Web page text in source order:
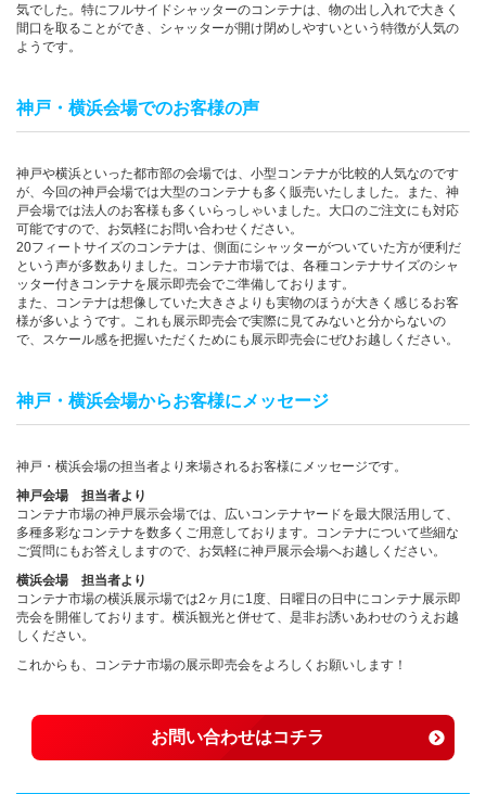
気でした。特にフルサイドシャッターのコンテナは、物の出し入れで大きく
間口を取ることができ、シャッターが開け閉めしやすいという特徴が人気の
ようです。
神戸・横浜会場でのお客様の声
神戸や横浜といった都市部の会場では、小型コンテナが比較的人気なのです
が、今回の神戸会場では大型のコンテナも多く販売いたしました。また、神
戸会場では法人のお客様も多くいらっしゃいました。大口のご注文にも対応
可能ですので、お気軽にお問い合わせください。
20フィートサイズのコンテナは、側面にシャッターがついていた方が便利だ
という声が多数ありました。コンテナ市場では、各種コンテナサイズのシャ
ッター付きコンテナを展示即売会でご準備しております。
また、コンテナは想像していた大きさよりも実物のほうが大きく感じるお客
様が多いようです。これも展示即売会で実際に見てみないと分からないの
で、スケール感を把握いただくためにも展示即売会にぜひお越しください。
神戸・横浜会場からお客様にメッセージ
神戸・横浜会場の担当者より来場されるお客様にメッセージです。
神戸会場 担当者より
コンテナ市場の神戸展示会場では、広いコンテナヤードを最大限活用して、
多種多彩なコンテナを数多くご用意しております。コンテナについて些細な
ご質問にもお答えしますので、お気軽に神戸展示会場へお越しください。
横浜会場 担当者より
コンテナ市場の横浜展示場では2ヶ月に1度、日曜日の日中にコンテナ展示即
売会を開催しております。横浜観光と併せて、是非お誘いあわせのうえお越
しください。
これからも、コンテナ市場の展示即売会をよろしくお願いします！
お問い合わせはコチラ